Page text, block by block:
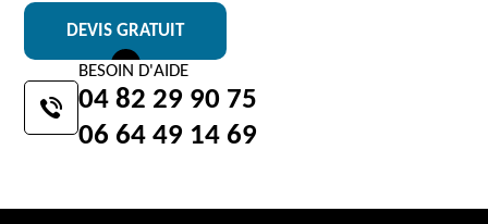
DEVIS GRATUIT
BESOIN D'AIDE
04 82 29 90 75
06 64 49 14 69